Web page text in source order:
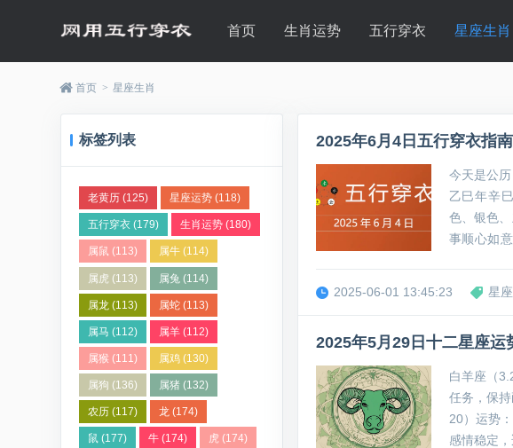
首页 生肖运势 五行穿衣 星座生肖
首页 > 星座生肖
标签列表
老黄历(125) 星座运势(118)
五行穿衣(179) 生肖运势(180)
属鼠(113) 属牛(114)
属虎 (113) 属兔 (114)
属龙(113) 属蛇(113)
属马 (112) 属羊(112)
属猴 (111) 属鸡(130)
属狗 (136) 属猪(132)
农历(117) 龙(174)
鼠(177) 牛(174) 虎(174)
2025年6月4日五行穿衣指
今天是公
乙巳年辛
色、银色
事顺心如
2025-06-01 13:45:23 星
2025年5月29日十二星座运
白羊座（
任务，保
20）运势
感情稳定